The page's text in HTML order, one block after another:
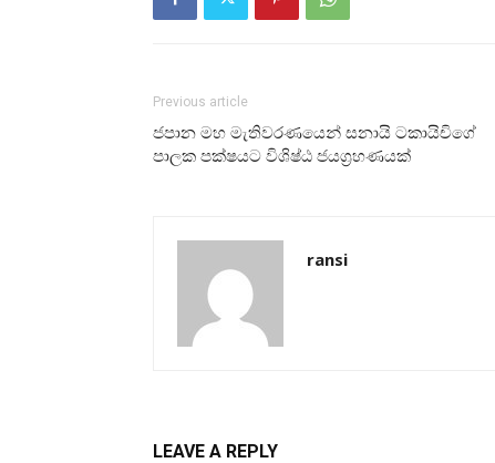
Previous article
ජපාන මහ මැතිවරණයෙන් සනායි ටකායිචිගේ
පාලක පක්ෂයට විශිෂ්ඨ ජයග්‍රහණයක්
ransi
LEAVE A REPLY